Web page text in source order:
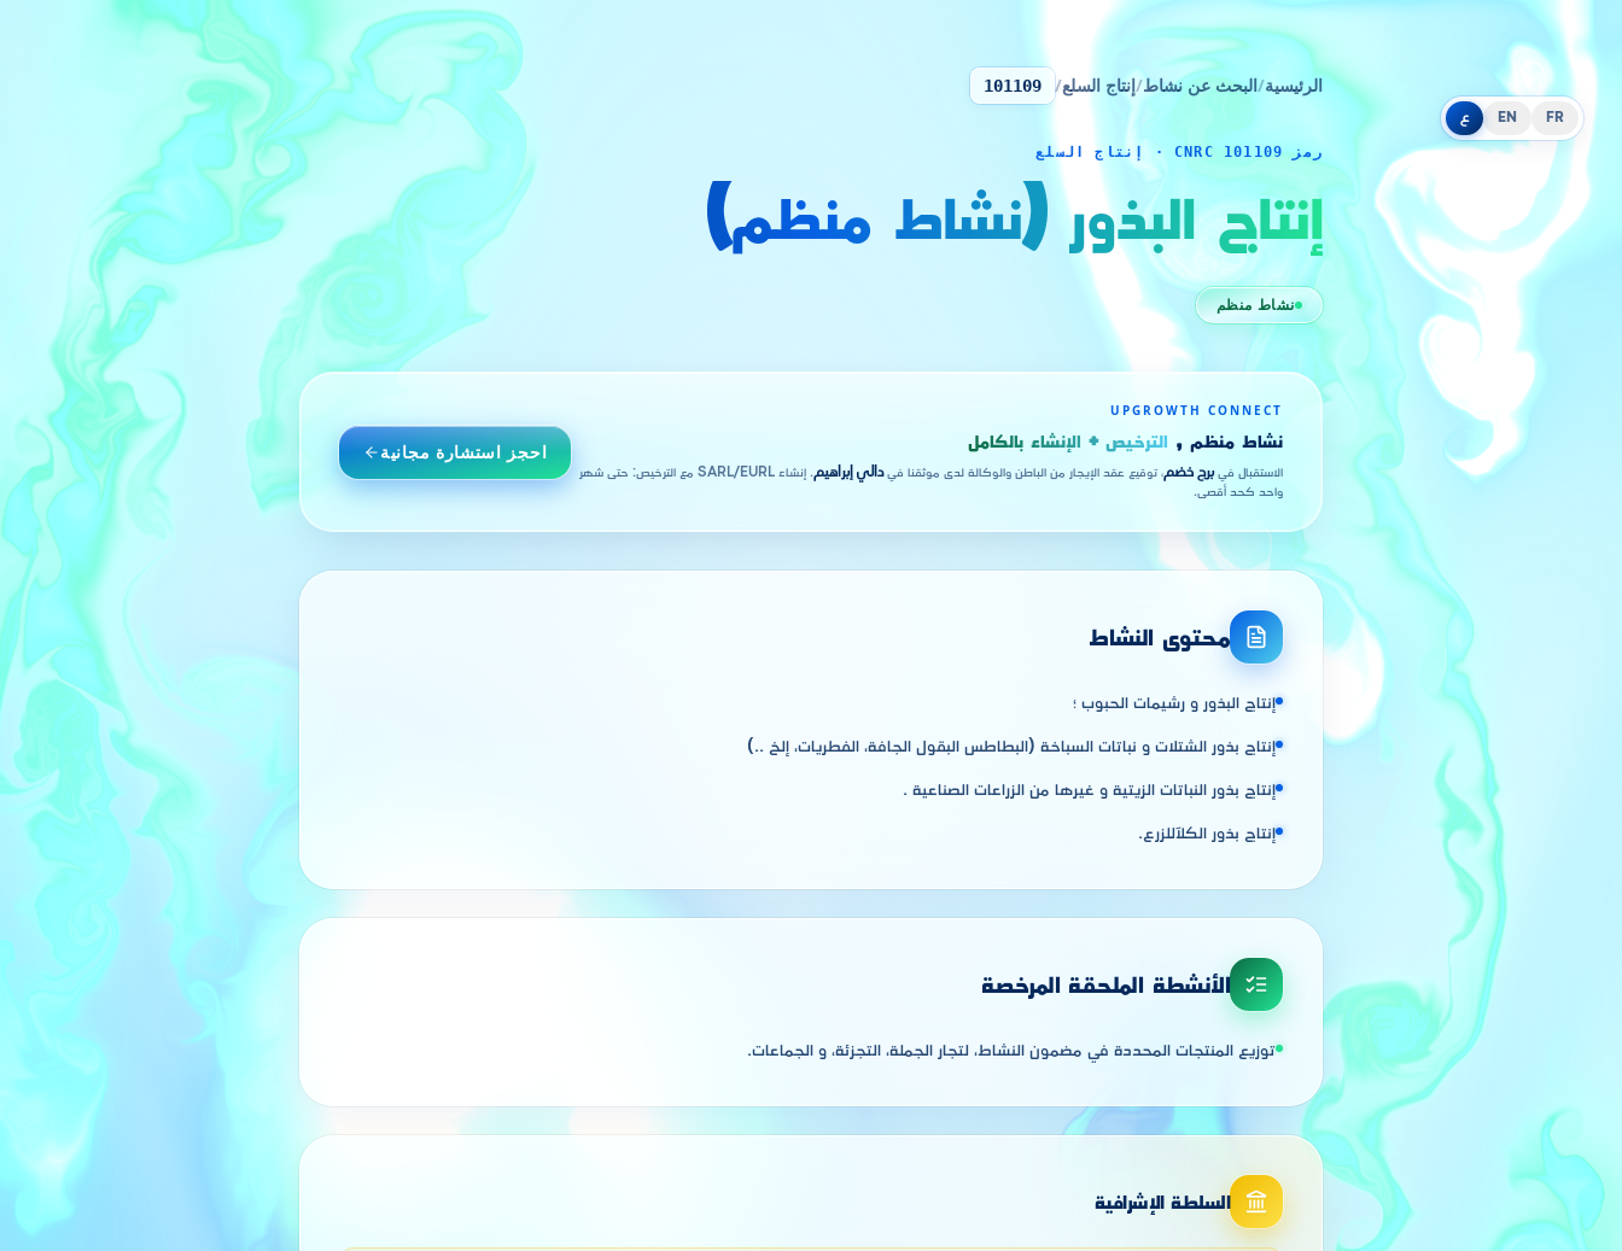
FR
EN ع
الرئيسية/البحث عن نشاط/إنتاج السلع/
101109
رمز CNRC 101109 · إنتاج السلع
إنتاج البذور (نشاط منظم)
نشاط منظم
UPGROWTH CONNECT
نشاط منظم , الترخيص + الإنشاء بالكامل
الاستقبال فيبرج خضم، توقيع عقد الإيجار من الباطن والوكالة لدى موثقنا فيدالي إبراهيم
. إنشاء SARL/EURL مع الترخيص: حتى شهر
واحد كحد أقصى.
احجز استشارة مجانية
محتوى النشاط
إنتاج البذور و رشيمات الحبوب ؛
إنتاج بذور الشتلات و نباتات السباخة (البطاطس البقول الجافة، الفطريات، إلخ ..)
إنتاج بذور النباتات الزيتية و غيرها من الزراعات الصناعية .
إنتاج بذور الكلآللزرع.
الأنشطة الملحقة المرخصة
توزيع المنتجات المحددة في مضمون النشاط، لتجار الجملة، التجزئة، و الجماعات.
السلطة الإشرافية